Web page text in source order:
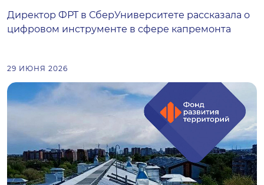
Директор ФРТ в СберУниверситете рассказала о
цифровом инструменте в сфере капремонта
29 ИЮНЯ 2026